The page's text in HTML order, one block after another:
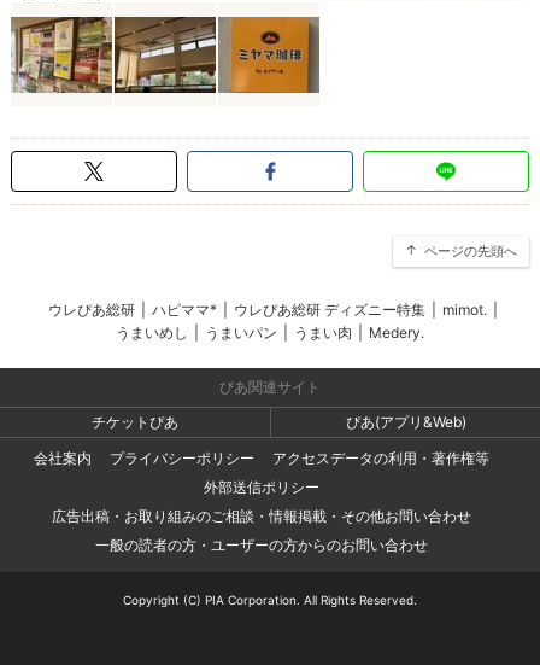
ページの先頭へ
ウレぴあ総研 ハピママ* ウレぴあ総研 ディズニー特集 mimot.
うまいめし
うまいパン うまい肉 Medery.
ぴあ関連サイト
チケットぴあ
ぴあ(アプリ&Web)
会社案内
プライバシーポリシー
アクセスデータの利用・著作権等
外部送信ポリシー
広告出稿・お取り組みのご相談・情報掲載・その他お問い合わせ
一般の読者の方・ユーザーの方からのお問い合わせ
Copyright (C) PIA Corporation. All Rights Reserved.